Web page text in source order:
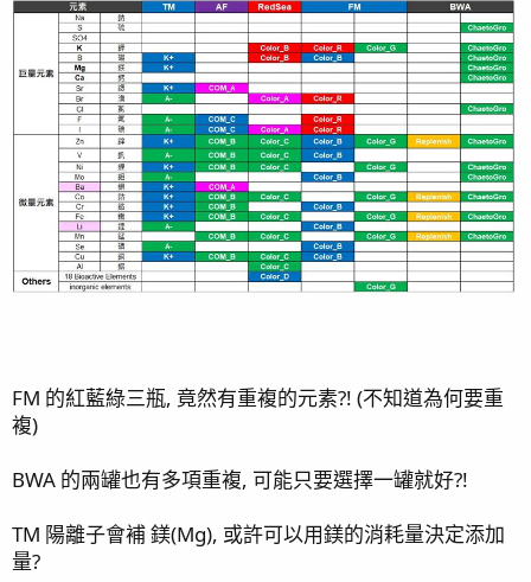
FM 的紅藍綠三瓶, 竟然有重複的元素?! (不知道為何要重
複)
BWA 的兩罐也有多項重複, 可能只要選擇一罐就好?!
TM 陽離子會補 鎂(Mg), 或許可以用鎂的消耗量決定添加
量?